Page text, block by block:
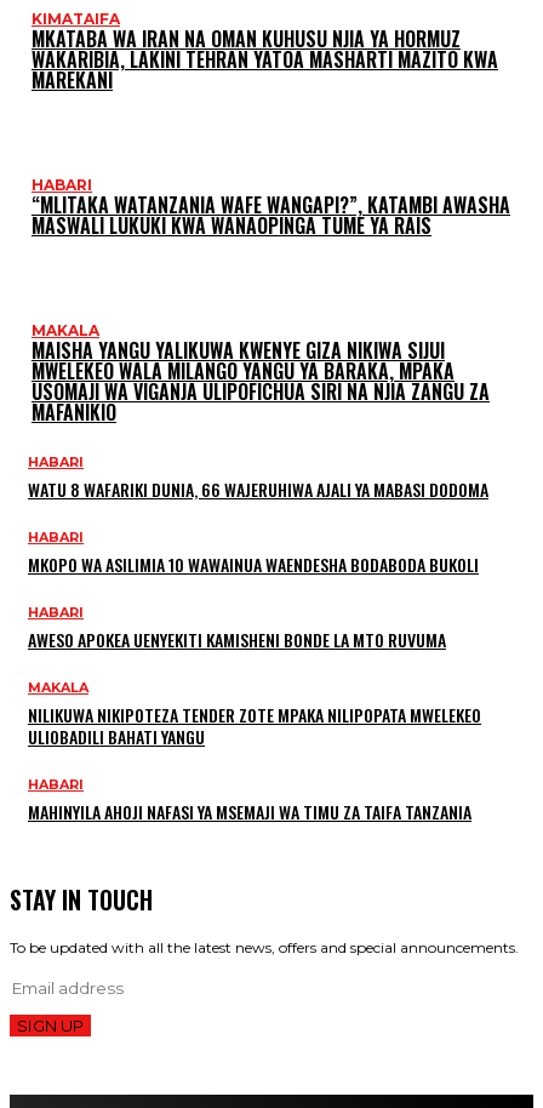
KIMATAIFA
MKATABA WA IRAN NA OMAN KUHUSU NJIA YA HORMUZ
WAKARIBIA, LAKINI TEHRAN YATOA MASHARTI MAZITO KWA
MAREKANI
HABARI
“MLITAKA WATANZANIA WAFE WANGAPI?”, KATAMBI AWASHA
MASWALI LUKUKI KWA WANAOPINGA TUME YA RAIS
MAKALA
MAISHA YANGU YALIKUWA KWENYE GIZA NIKIWA SIJUI
MWELEKEO WALA MILANGO YANGU YA BARAKA, MPAKA
USOMAJI WA VIGANJA ULIPOFICHUA SIRI NA NJIA ZANGU ZA
MAFANIKIO
HABARI
WATU 8 WAFARIKI DUNIA, 66 WAJERUHIWA AJALI YA MABASI DODOMA
HABARI
MKOPO WA ASILIMIA 10 WAWAINUA WAENDESHA BODABODA BUKOLI
HABARI
AWESO APOKEA UENYEKITI KAMISHENI BONDE LA MTO RUVUMA
MAKALA
NILIKUWA NIKIPOTEZA TENDER ZOTE MPAKA NILIPOPATA MWELEKEO
ULIOBADILI BAHATI YANGU
HABARI
MAHINYILA AHOJI NAFASI YA MSEMAJI WA TIMU ZA TAIFA TANZANIA
STAY IN TOUCH
To be updated with all the latest news, offers and special announcements.
SIGN UP